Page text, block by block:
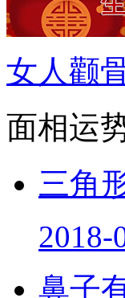
女人颧
面相运
三角
2018-
鼻子